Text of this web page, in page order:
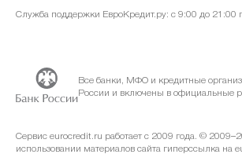
Служба поддержки ЕвроКредит.ру: с 9:00 до
Все банки, МФО и кредитные
России и включены в официальные
Сервис eurocredit.ru работает с 2009 года. ©
использовании материалов сайта гиперссылка на